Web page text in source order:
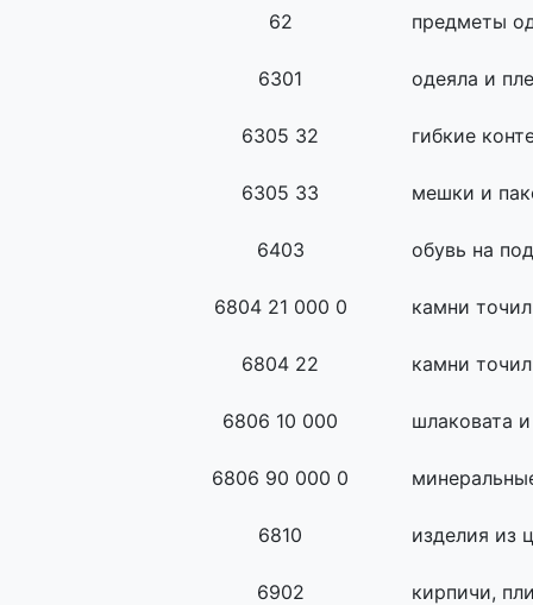
62 предметы
6301 одеяла и
6305 32 гибкие
6305 33 мешки и
6403 обувь на
6804 21 000 0 камни
6804 22 камни
6806 10 000 шлаковата
6806 90 000 0
6810 изделия из
6902 кирпичи,